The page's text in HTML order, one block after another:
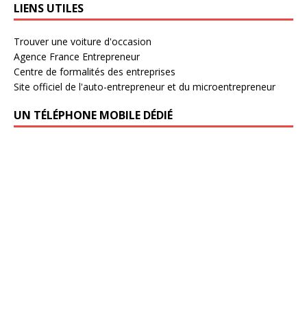
LIENS UTILES
Trouver une voiture d'occasion
Agence France Entrepreneur
Centre de formalités des entreprises
Site officiel de l'auto-entrepreneur et du microentrepreneur
UN TÉLÉPHONE MOBILE DÉDIÉ